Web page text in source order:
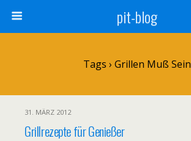
pit-blog
Tags › Grillen Muß Sein
31. MÄRZ 2012
Grillrezepte für Genießer